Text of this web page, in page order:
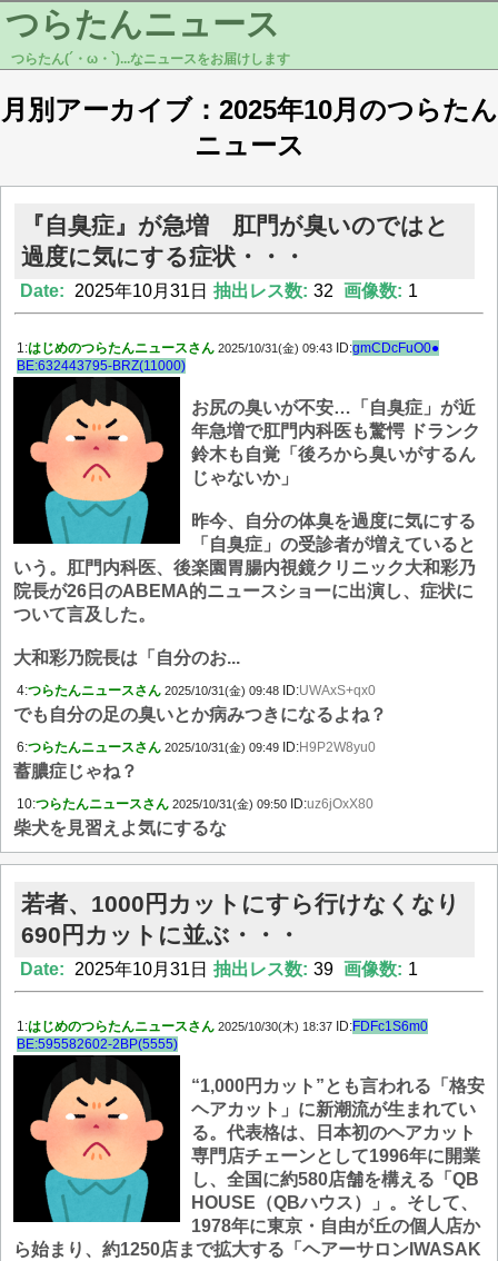
つらたんニュース
つらたん(´・ω・`)...なニュースをお届けします
月別アーカイブ：2025年10月のつらたん
ニュース
『自臭症』が急増 肛門が臭いのではと
過度に気にする症状・・・
Date: 2025年10月31日 抽出レス数: 32 画像数: 1
1:はじめのつらたんニュースさん 2025/10/31(金) 09:43 ID:gmCDcFuO0●
BE:632443795-BRZ(11000)
お尻の臭いが不安…「自臭症」が近
年急増で肛門内科医も驚愕 ドランク
鈴木も自覚「後ろから臭いがするん
じゃないか」
昨今、自分の体臭を過度に気にする
「自臭症」の受診者が増えていると
いう。肛門内科医、後楽園胃腸内視鏡クリニック大和彩乃
院長が26日のABEMA的ニュースショーに出演し、症状に
ついて言及した。
大和彩乃院長は「自分のお...
4:つらたんニュースさん 2025/10/31(金) 09:48 ID:UWAxS+qx0
でも自分の足の臭いとか病みつきになるよね？
6:つらたんニュースさん 2025/10/31(金) 09:49 ID:H9P2W8yu0
蓄膿症じゃね？
10:つらたんニュースさん 2025/10/31(金) 09:50 ID:uz6jOxX80
柴犬を見習えよ気にするな
若者、1000円カットにすら行けなくなり
690円カットに並ぶ・・・
Date: 2025年10月31日 抽出レス数: 39 画像数: 1
1:はじめのつらたんニュースさん 2025/10/30(木) 18:37 ID:FDFc1S6m0
BE:595582602-2BP(5555)
“1,000円カット”とも言われる「格安
ヘアカット」に新潮流が生まれてい
る。代表格は、日本初のヘアカット
専門店チェーンとして1996年に開業
し、全国に約580店舗を構える「QB
HOUSE（QBハウス）」。そして、
1978年に東京・自由が丘の個人店か
ら始まり、約1250店まで拡大する「ヘアーサロンIWASAK